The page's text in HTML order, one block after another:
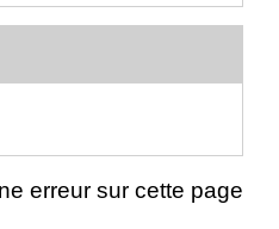
erreur sur cette page